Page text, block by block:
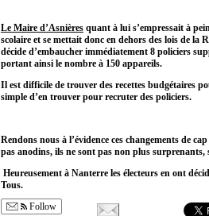
Le Maire d’Asnières quant à lui s’empressait à
scolaire et se mettait donc en dehors des lois de
décide d’embaucher immédiatement 8 policiers
portant ainsi le nombre à 150 appareils.
Il est difficile de trouver des recettes budgétaires
simple d’en trouver pour recruter des policiers.
Rendons nous à l’évidence ces changements de
pas anodins, ils ne sont pas non plus
Heureusement à Nanterre les électeurs en ont
Tous.
Follow